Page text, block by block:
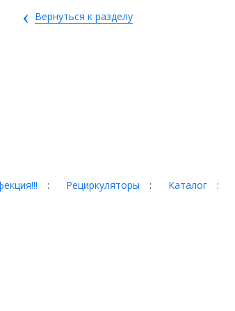
‹ Вернуться к разделу
: Рециркуляторы : Каталог :